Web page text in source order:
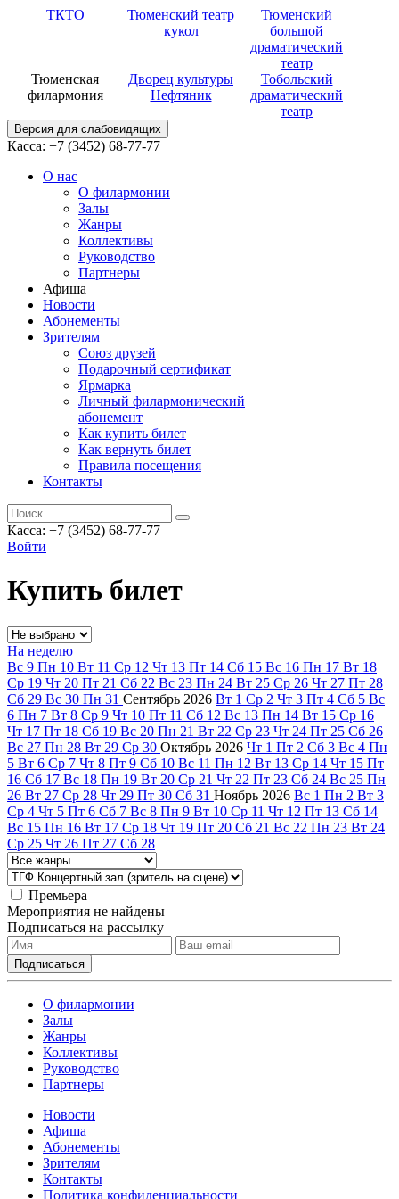
ТКТО
Тюменский театр
кукол
Тюменский
большой
драматический
театр
Тюменская
филармония
Дворец культуры
Нефтяник
Тобольский
драматический
театр
Версия для слабовидящих
Касса: +7 (3452) 68-77-77
О нас
О филармонии
Залы
Жанры
Коллективы
Руководство
Партнеры
Афиша
Новости
Абонементы
Зрителям
Союз друзей
Подарочный сертификат
Ярмарка
Личный филармонический
абонемент
Как купить билет
Как вернуть билет
Правила посещения
Контакты
Касса: +7 (3452) 68-77-77
Войти
Купить билет
На неделю
Вс 9 Пн 10 Вт 11 Ср 12 Чт 13 Пт 14 Сб 15 Вс 16 Пн 17 Вт 18
Ср 19 Чт 20 Пт 21 Сб 22 Вс 23 Пн 24 Вт 25 Ср 26 Чт 27 Пт 28
Сб 29 Вс 30 Пн 31 Сентябрь 2026 Вт 1 Ср 2 Чт 3 Пт 4 Сб 5 Вс
6 Пн 7 Вт 8 Ср 9 Чт 10 Пт 11 Сб 12 Вс 13 Пн 14 Вт 15 Ср 16
Чт 17 Пт 18 Сб 19 Вс 20 Пн 21 Вт 22 Ср 23 Чт 24 Пт 25 Сб 26
Вс 27 Пн 28 Вт 29 Ср 30 Октябрь 2026 Чт 1 Пт 2 Сб 3 Вс 4 Пн
5 Вт 6 Ср 7 Чт 8 Пт 9 Сб 10 Вс 11 Пн 12 Вт 13 Ср 14 Чт 15 Пт
16 Сб 17 Вс 18 Пн 19 Вт 20 Ср 21 Чт 22 Пт 23 Сб 24 Вс 25 Пн
26 Вт 27 Ср 28 Чт 29 Пт 30 Сб 31 Ноябрь 2026 Вс 1 Пн 2 Вт 3
Ср 4 Чт 5 Пт 6 Сб 7 Вс 8 Пн 9 Вт 10 Ср 11 Чт 12 Пт 13 Сб 14
Вс 15 Пн 16 Вт 17 Ср 18 Чт 19 Пт 20 Сб 21 Вс 22 Пн 23 Вт 24
Ср 25 Чт 26 Пт 27 Сб 28
Премьера
Мероприятия не найдены
Подписаться на рассылку
О филармонии
Залы
Жанры
Коллективы
Руководство
Партнеры
Новости
Афиша
Абонементы
Зрителям
Контакты
Политика конфиденциальности